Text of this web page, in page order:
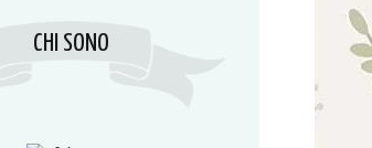
CHI SONO